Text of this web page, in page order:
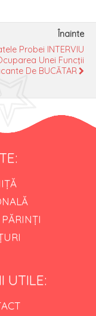
Înainte
Probei INTERVIU
Unei Funcţii
De BUCĂTAR
UTILE: